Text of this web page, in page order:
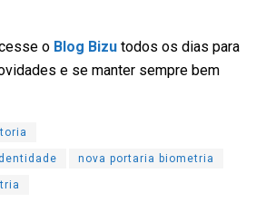
o Blog Bizu todos os dias para
e se manter sempre bem
nova portaria biometria